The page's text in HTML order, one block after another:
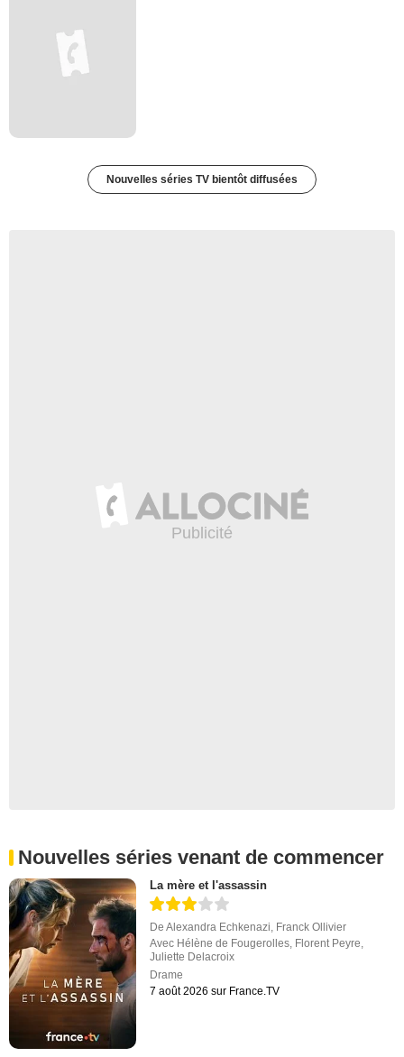
Nouvelles séries TV bientôt diffusées
Nouvelles séries venant de commencer
La mère et l'assassin
DeAlexandra Echkenazi, Franck Ollivier
Avec Hélène de Fougerolles, Florent Peyre,
Juliette Delacroix
Drame
7 août 2026 sur France.TV